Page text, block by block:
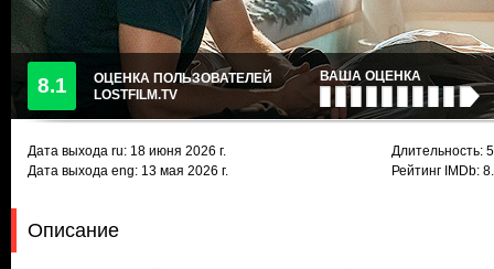
8.1
ОЦЕНКА ПОЛЬЗОВАТЕЛЕЙ
LOSTFILM.TV
ВАША ОЦЕНКА
Дата выхода ru: 18 июня 2026 г.
Дата выхода eng: 13 мая 2026 г.
Длительность:
Рейтинг IMDb:
Описание